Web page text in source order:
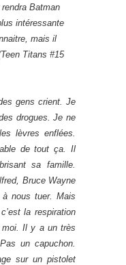
Batman
intéressante
mais il
Teen Titans #15
gens crient. Je
drogues. Je ne
lèvres enflées.
de tout ça. Il
sa famille.
Bruce Wayne
nous tuer. Mais
la respiration
moi. Il y a un très
un capuchon.
sur un pistolet